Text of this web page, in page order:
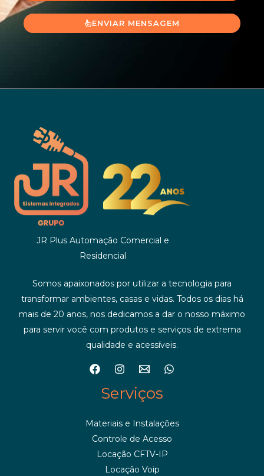
ENVIAR MENSAGEM
JR Plus Automação Comercial e
Residencial
Somos apaixonados por utilizar a tecnologia para
transformar ambientes, casas e vidas. Todos os dias há
mais de 20 anos, nos dedicamos a dar o nosso máximo
para servir você com produtos e serviços de extrema
qualidade e acessíveis.
Serviços
Materiais e Instalações
Controle de Acesso
Locação CFTV-IP
Locação Voip